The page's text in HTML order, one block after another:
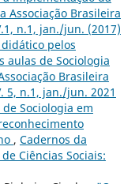
Associação Brasileira
n.1, jan./jun. (2017)
pelos
aulas de Sociologia
Brasileira
5, n.1, jan./jun. 2021
de Sociologia em
, Cadernos da
Ciências Sociais: